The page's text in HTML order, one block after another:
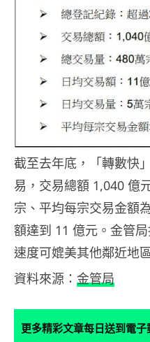
截至去年底，「轉數快
易，交易總額 1,040 億
宗、平均每宗交易金額
額達到 11 億元。金管
速度可媲美其他鄰近地
資料來源： 金管局
更多精彩文章每日送到電子